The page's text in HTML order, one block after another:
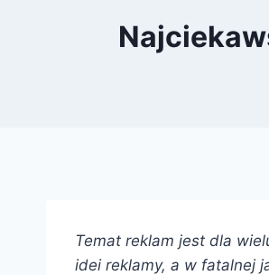
Temat reklam jest dla
idei reklamy, a w fatalnej